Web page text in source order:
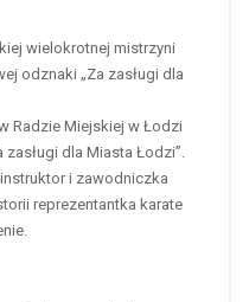
wielokrotnej mistrzyni
odznaki „Za zasługi dla
Radzie Miejskiej w Łodzi
zasługi dla Miasta Łodzi”.
i zawodniczka
reprezentantka karate